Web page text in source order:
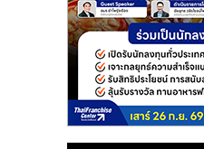
ไชส์
ขาย